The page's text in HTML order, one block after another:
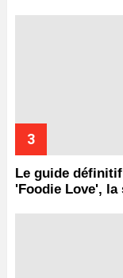
Le guide
'Foodie Love', la